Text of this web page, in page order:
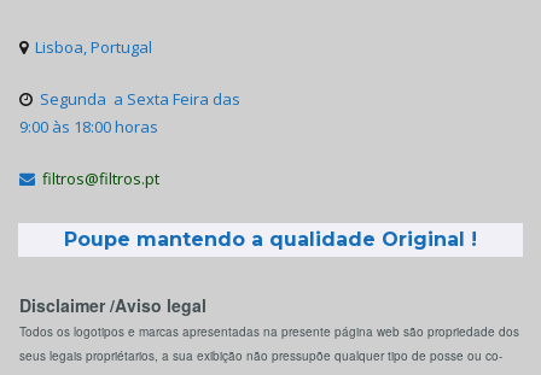
 Lisboa, Portugal
 Segunda a Sexta Feira das
9:00 às 18:00 horas
 filtros@filtros.pt
Poupe mantendo a qualidade Original !
Disclaimer /Aviso legal
Todos os logotipos e marcas apresentadas na presente página web são propriedade dos
seus legais propriétarios, a sua exibição não pressupõe qualquer tipo de posse ou co-